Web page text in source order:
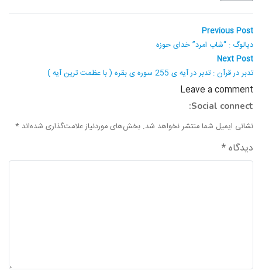
راهبری
نوشته
Previous Post
Previous
post:
دیالوگ : “شاب امرد” خدای حوزه
Next Post
Next
تدبر در قرآن : تدبر در آیه ی 255 سوره ی بقره ( با عظمت ترین آیه )
Leave a comment
Social connect:
نشانی ایمیل شما منتشر نخواهد شد. بخش‌های موردنیاز علامت‌گذاری شده‌اند *
دیدگاه*